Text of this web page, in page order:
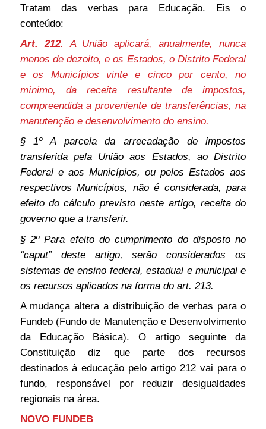
Tratam das verbas para Educação. Eis o
conteúdo:
Art. 212. AUnião aplicará, anualmente, nunca
menos de dezoito, e os Estados, o Distrito Federal
e os Municípios vinte e cinco por cento, no
mínimo, da receita resultante de impostos,
compreendida a proveniente de transferências, na
manutenção e desenvolvimento do ensino.
§ 1º A parcela da arrecadação de impostos
transferida pela União aos Estados, ao Distrito
Federal e aos Municípios, ou pelos Estados aos
respectivos Municípios, não é considerada, para
efeito do cálculo previsto neste artigo, receita do
governo que a transferir.
§ 2º Para efeito do cumprimento do disposto no
“caput” deste artigo, serão considerados os
sistemas de ensino federal, estadual e municipal e
os recursos aplicados na forma do art. 213.
A mudança altera a distribuição de verbas para o
Fundeb (Fundo de Manutenção e Desenvolvimento
da Educação Básica). O artigo seguinte da
Constituição diz que parte dos recursos
destinados à educação pelo artigo 212 vai para o
fundo, responsável por reduzir desigualdades
regionais na área.
NOVO FUNDEB